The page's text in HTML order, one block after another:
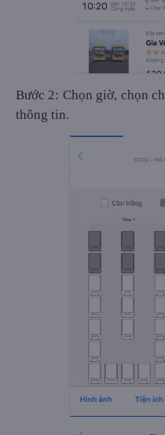
Bước 2: Chọn giờ, chọn
thông tin.